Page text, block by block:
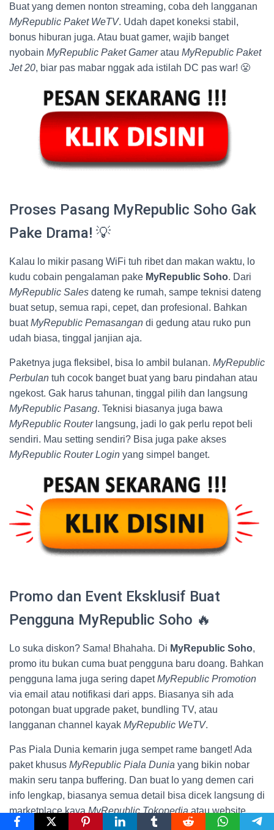
Buat yang demen nonton streaming, coba deh langganan
MyRepublic Paket WeTV. Udah dapet koneksi stabil,
bonus hiburan juga. Atau buat gamer, wajib banget
nyobain MyRepublic Paket Gameratau MyRepublic Paket
Jet 20, biar pas mabar nggak ada istilah DC pas war! 😤
Proses Pasang MyRepublic Soho Gak
Pake Drama! 💡
Kalau lo mikir pasang WiFi tuh ribet dan makan waktu, lo
kudu cobain pengalaman pake MyRepublic Soho. Dari
MyRepublic Sales dateng ke rumah, sampe teknisi dateng
buat setup, semua rapi, cepet, dan profesional. Bahkan
buatMyRepublic Pemasangan di gedung atau ruko pun
udah biasa, tinggal janjian aja.
Paketnya juga fleksibel, bisa lo ambil bulanan. MyRepublic
Perbulan tuh cocok banget buat yang baru pindahan atau
ngekost. Gak harus tahunan, tinggal pilih dan langsung
MyRepublic Pasang. Teknisi biasanya juga bawa
MyRepublic Routerlangsung, jadi lo gak perlu repot beli
sendiri. Mau setting sendiri? Bisa juga pake akses
MyRepublic Router Login yang simpel banget.
Promo dan Event Eksklusif Buat
Pengguna MyRepublic Soho 🔥
Lo suka diskon? Sama! Bhahaha. Di MyRepublic Soho,
promo itu bukan cuma buat pengguna baru doang. Bahkan
pengguna lama juga sering dapetMyRepublic Promotion
via email atau notifikasi dari apps. Biasanya sih ada
potongan buat upgrade paket, bundling TV, atau
langganan channel kayak MyRepublic WeTV.
Pas Piala Dunia kemarin juga sempet rame banget! Ada
paket khusus MyRepublic Piala Dunia yang bikin nobar
makin seru tanpa buffering. Dan buat lo yang demen cari
info lengkap, biasanya semua detail bisa dicek langsung di
marketplace kayaMyRepublic Tokopediaatau website
resmi mereka.